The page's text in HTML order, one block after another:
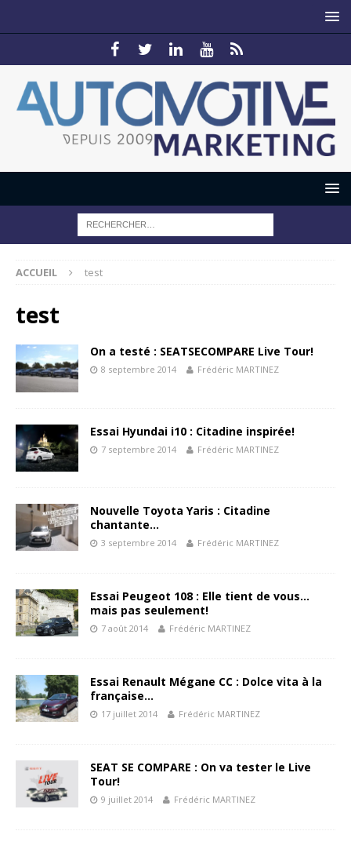
ACCUEIL test
test
On a testé : SEATSECOMPARE Live Tour!
8 septembre 2014 Frédéric MARTINEZ
Essai Hyundai i10 : Citadine inspirée!
7 septembre 2014 Frédéric MARTINEZ
Nouvelle Toyota Yaris : Citadine
chantante…
3 septembre 2014 Frédéric MARTINEZ
Essai Peugeot 108 : Elle tient de vous…
mais pas seulement!
7 août 2014 Frédéric MARTINEZ
Essai Renault Mégane CC : Dolce vita à la
française…
17 juillet 2014 Frédéric MARTINEZ
SEAT SE COMPARE : On va tester le Live
Tour!
9 juillet 2014 Frédéric MARTINEZ